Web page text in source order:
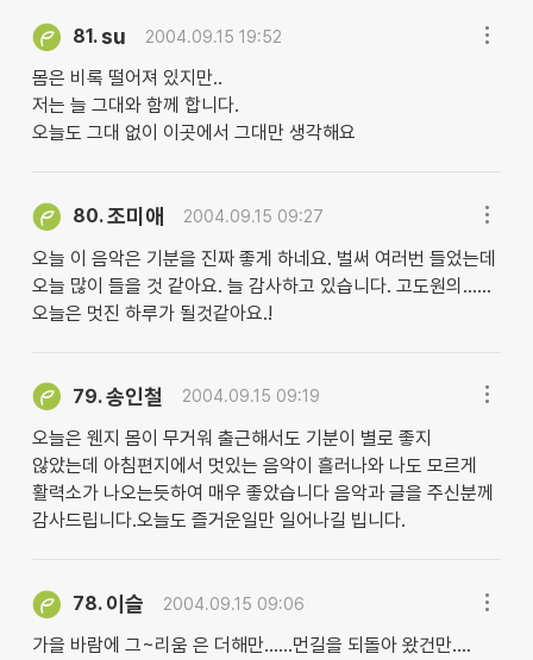
81. su 2004.09.15 19:52
몸은 비록 떨어져 있지만..
저는 늘 그대와 함께 합니다.
오늘도 그대 없이 이곳에서 그대만 생각해요
80.조미애 2004.09.15 09:27
오늘 이 음악은 기분을 진짜 좋게 하네요. 벌써 여러번 들었는데
오늘 많이 들을 것 같아요. 늘 감사하고 있습니다. 고도원의......
오늘은 멋진 하루가 될것같아요.!
79.송인철 2004.09.15 09:19
오늘은 웬지 몸이 무거워 출근해서도 기분이 별로 좋지
않았는데 아침편지에서 멋있는 음악이 흘러나와 나도 모르게
활력소가 나오는듯하여 매우 좋았습니다 음악과 글을 주신분께
감사드립니다.오늘도 즐거운일만 일어나길 빕니다.
78. 이슬 2004.09.15 09:06
가을 바람에 그~리움 은 더해만......먼길을 되돌아 왔건만....